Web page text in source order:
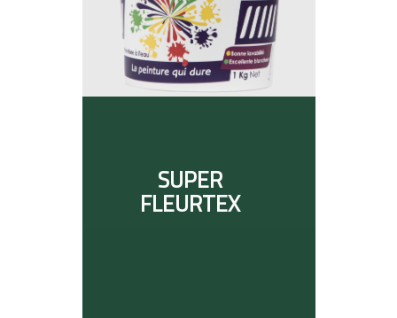
SUPER
FLEURTEX